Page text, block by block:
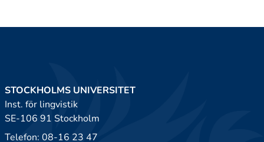
STOCKHOLMS UNIVERSITET
Inst. för lingvistik
SE-106 91 Stockholm
Telefon: 08-16 23 47